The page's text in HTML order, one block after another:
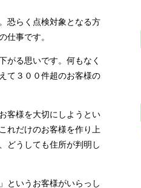
恐らく点検対象となる方
仕事です。
がる思いです。何もなく
て３００件超のお客様の
客様を大切にしようとい
れだけのお客様を作り上
どうしても住所が判明し
というお客様がいらっし